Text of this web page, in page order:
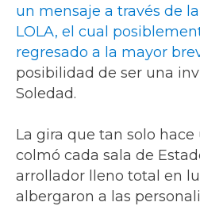
un mensaje a través de la
LOLA, el cual
regresado a la mayor
posibilidad de ser una
Soledad.
La gira que tan solo hace
colmó cada sala de
arrollador lleno total en
albergaron a las